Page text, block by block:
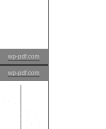
wp-pdf.com
wp-pdf.com